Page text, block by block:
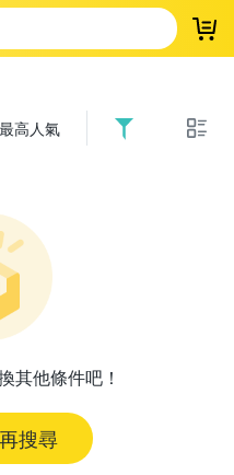
登
最高人氣
其他條件吧！
搜尋